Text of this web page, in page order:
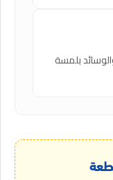
بلمسة